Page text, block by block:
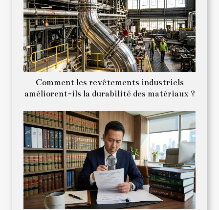
Comment les revêtements industriels
améliorent-ils la durabilité des matériaux ?